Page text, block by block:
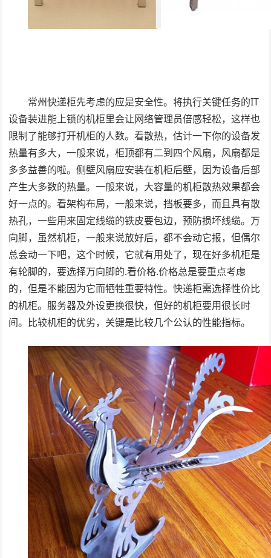
常州快递柜先考虑的应是安全性。将执行关键任务的IT
设备装进能上锁的机柜里会让网络管理员倍感轻松，这样也
限制了能够打开机柜的人数。看散热，估计一下你的设备发
热量有多大，一般来说，柜顶都有二到四个风扇，风扇都是
多多益善的啦。侧壁风扇应安装在机柜后壁，因为设备后部
产生大多数的热量。一般来说，大容量的机柜散热效果都会
好一点的。看架构布局，一般来说，挡板要多，而且具有散
热孔，一些用来固定线缆的铁皮要包边，预防损坏线缆。万
向脚，虽然机柜，一般来说放好后，都不会动它报，但偶尔
总会动一下吧，这个时候，它就有用处了，现在好多机柜是
有轮脚的，要选择万向脚的.看价格.价格总是要重点考虑
的，但是不能因为它而牺牲重要特性。快递柜需选择性价比
的机柜。服务器及外设更换很快，但好的机柜要用很长时
间。比较机柜的优劣，关键是比较几个公认的性能指标。